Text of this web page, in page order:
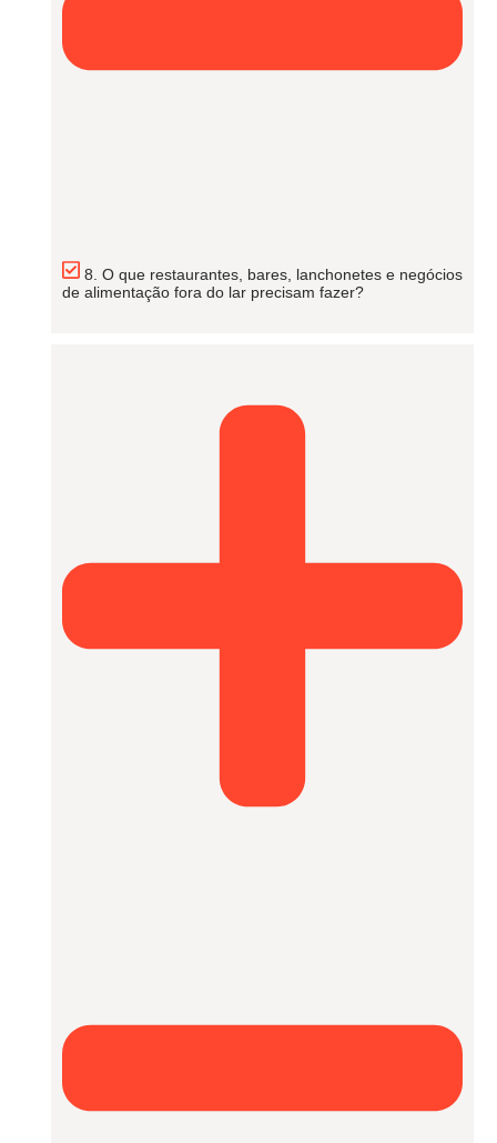
8. O que restaurantes, bares, lanchonetes e negócios
de alimentação fora do lar precisam fazer?